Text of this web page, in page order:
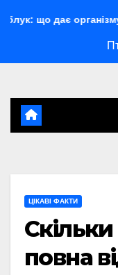
цей десерт
ЦІКАВІ ФАКТИ
повна